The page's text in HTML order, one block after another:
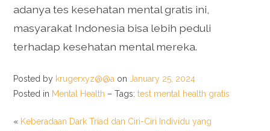
adanya tes kesehatan mental gratis ini,
masyarakat Indonesia bisa lebih peduli
terhadap kesehatan mental mereka.
Posted by krugerxyz@@a on January 25, 2024
Posted in Mental Health – Tags:test mental health gratis
« Keberadaan Dark Triad dan Ciri-Ciri Individu yang